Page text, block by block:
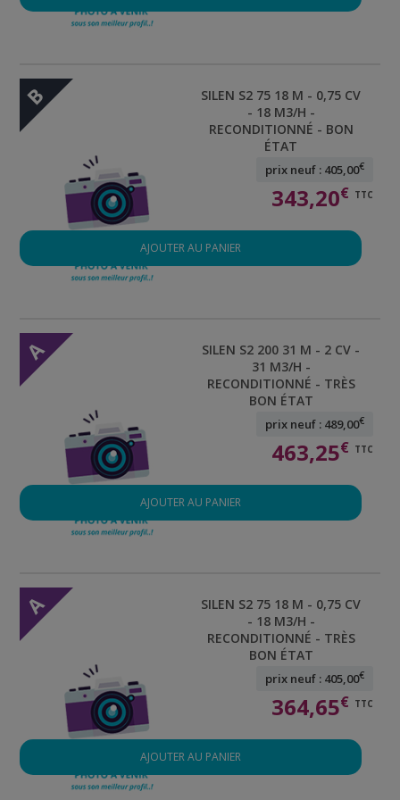
B
SILEN S2 75 18 M - 0,75 CV
- 18 M3/H -
RECONDITIONNÉ - BON
ÉTAT
prix neuf : 405,00€
343,20€ TTC
AJOUTER AU PANIER
A
SILEN S2 200 31 M - 2 CV -
31 M3/H -
RECONDITIONNÉ - TRÈS
BON ÉTAT
prix neuf : 489,00€
463,25€ TTC
AJOUTER AU PANIER
A
SILEN S2 75 18 M - 0,75 CV
- 18 M3/H -
RECONDITIONNÉ - TRÈS
BON ÉTAT
prix neuf : 405,00€
364,65€ TTC
AJOUTER AU PANIER